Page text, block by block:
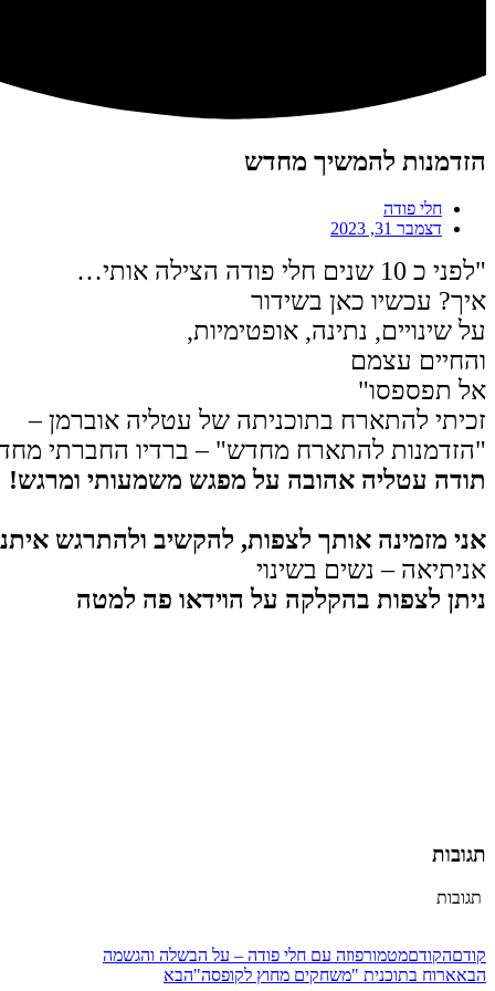
הזדמנות להמשיך מחדש
חלי פודה
דצמבר 31, 2023
"לפני כ 10 שנים חלי פודה
הצילה אותי…
איך? עכשיו כאן בשידור
על שינויים, נתינה, אופטימיות,
והחיים עצמם
אל תפספסו"
זכיתי להתארח בתוכניתה של עטליה אוברמן –
"הזדמנות להתארח מחדש" – ברדיו החברתי
תודה עטליה אהובה על מפגש משמעותי ומרגש!
אני מזמינה אותך לצפות, להקשיב ולהתרגש
אניתיאה – נשים בשינוי
ניתן לצפות בהקלקה על הוידאו פה למטה
תגובות
תגובות
קודםהקודםמטמורפוזה עם חלי פודה – על הבשלה והגשמה
הבאארוח בתוכנית "משחקים מחוץ לקופסה"הבא